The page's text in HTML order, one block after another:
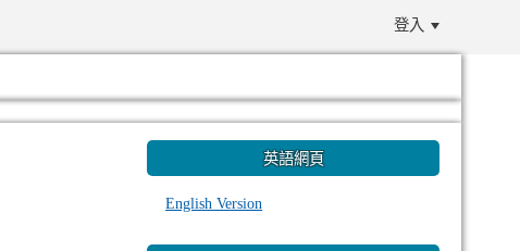
登入
英語網頁
English Version